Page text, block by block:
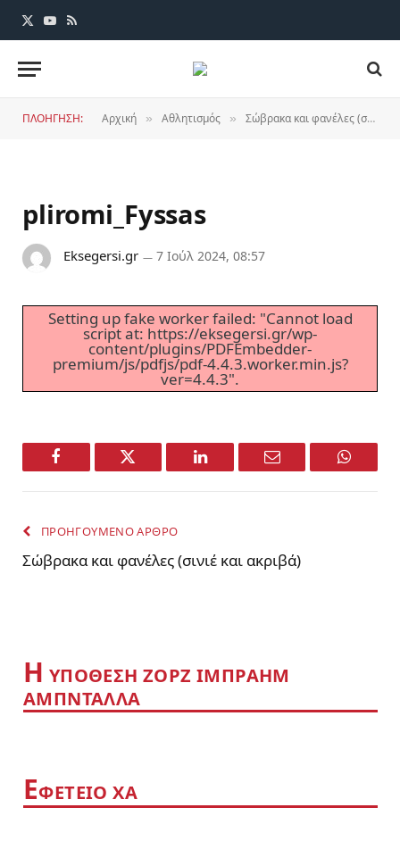
X
YouTube
RSS
ΠΛΟΗΓΗΣΗ: Αρχική » Αθλητισμός » Σώβρακα και φανέλες (σινιέ και ακριβά)
pliromi_Fyssas
Eksegersi.gr 7 Ιούλ 2024, 08:57
Setting up fake worker failed: "Cannot load
script at: https://eksegersi.gr/wp-
content/plugins/PDFEmbedder-
premium/js/pdfjs/pdf-4.4.3.worker.min.js?
ver=4.4.3".
Facebook Twitter LinkedIn Email
ΠΡΟΗΓΟΥΜΕΝΟ ΑΡΘΡΟ
Σώβρακα και φανέλες (σινιέ και ακριβά)
Η YΠΟΘΕΣΗ ΖΟΡΖ ΙΜΠΡΑΗΜ
ΑΜΠΝΤΑΛΛΑ
ΕΦΕΤΕΙΟ ΧΑ